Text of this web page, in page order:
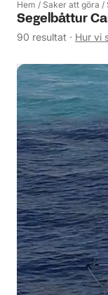
Hem / Saker att göra /
Segelbåttur
90 resultat · Hur vi